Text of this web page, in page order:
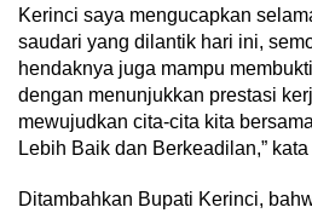
Kerinci saya mengucapkan
saudari yang dilantik hari ini,
hendaknya juga mampu
dengan menunjukkan prestasi
mewujudkan cita-cita kita
Lebih Baik dan Berkeadilan,”
Ditambahkan Bupati Kerinci,